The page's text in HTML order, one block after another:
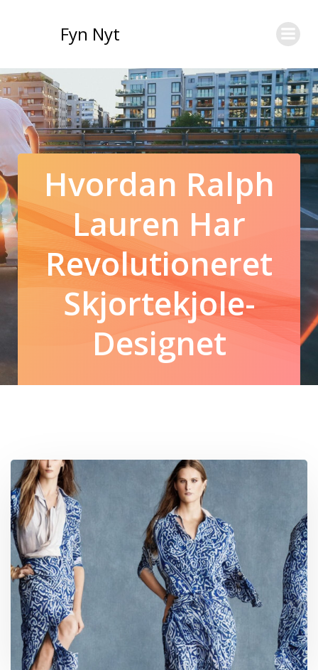
Fyn Nyt
Hvordan Ralph
Lauren Har
Revolutioneret
Skjortekjole-
Designet